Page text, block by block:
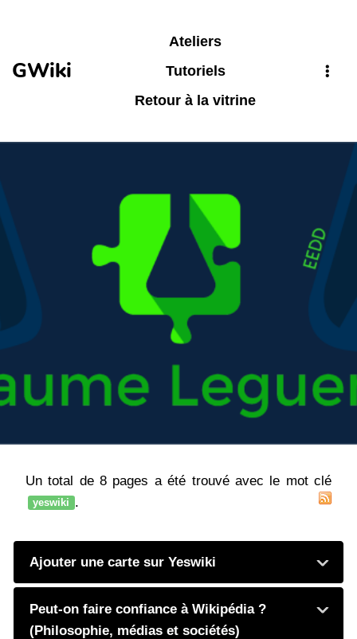
GWiki
Ateliers
Tutoriels
Retour à la vitrine
Un total de 8 pages a été trouvé avec le mot clé
yeswiki .
Ajouter une carte sur Yeswiki
Peut-on faire confiance à Wikipédia ?
(Philosophie, médias et sociétés)